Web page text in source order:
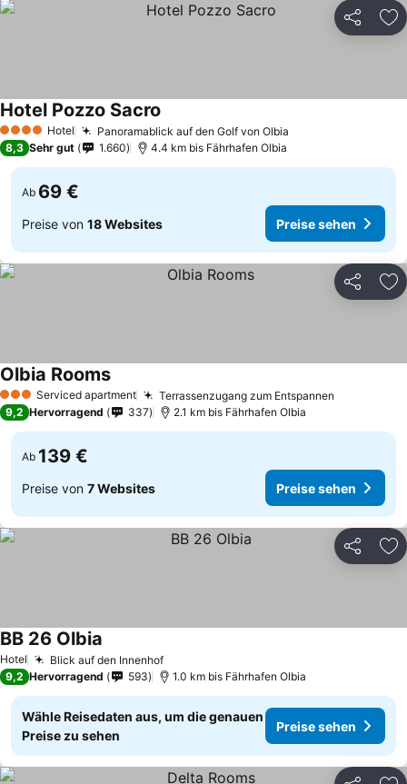
Teilen
4 Sterne Hotel Panoramablick auf den Golf von Olbia
Hotel Pozzo Sacro
8,3 Sehr gut 1.660 4.4 km bis Fährhafen Olbia
Ab 69 €
Preise von 18 Websites Preise sehen
Teilen
3 SterneServiced apartment Terrassenzugang zum Entspannen
Olbia Rooms
9,2 Hervorragend 337 2.1 km bis Fährhafen Olbia
Ab 139 €
Preise von 7 Websites Preise sehen
Teilen
Hotel Blick auf den Innenhof
BB 26 Olbia
9,2 Hervorragend 593 1.0 km bis Fährhafen Olbia
Wähle Reisedaten aus, um die genauen
Preise zu sehen
Preise sehen